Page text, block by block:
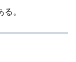
。